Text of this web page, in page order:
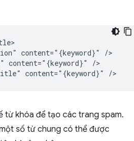
content="{keyword}" />
content="{keyword}" />
từ khóa để tạo các trang spam.
số từ chung có thể được